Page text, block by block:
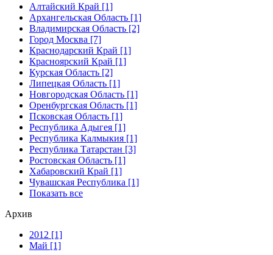
Алтайский Край [1]
Архангельская Область [1]
Владимирская Область [2]
Город Москва [7]
Краснодарский Край [1]
Красноярский Край [1]
Курская Область [2]
Липецкая Область [1]
Новгородская Область [1]
Оренбургская Область [1]
Псковская Область [1]
Республика Адыгея [1]
Республика Калмыкия [1]
Республика Татарстан [3]
Ростовская Область [1]
Хабаровский Край [1]
Чувашская Республика [1]
Показать все
Архив
2012 [1]
Май [1]